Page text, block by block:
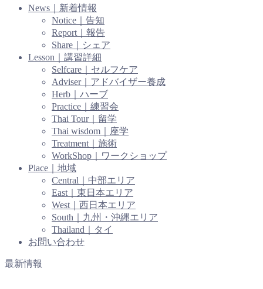
News｜新着情報
Notice｜告知
Report｜報告
Share｜シェア
Lesson｜講習詳細
Selfcare｜セルフケア
Adviser｜アドバイザー養成
Herb｜ハーブ
Practice｜練習会
Thai Tour｜留学
Thai wisdom｜座学
Treatment｜施術
WorkShop｜ワークショップ
Place｜地域
Central｜中部エリア
East｜東日本エリア
West｜西日本エリア
South｜九州・沖縄エリア
Thailand｜タイ
お問い合わせ
最新情報